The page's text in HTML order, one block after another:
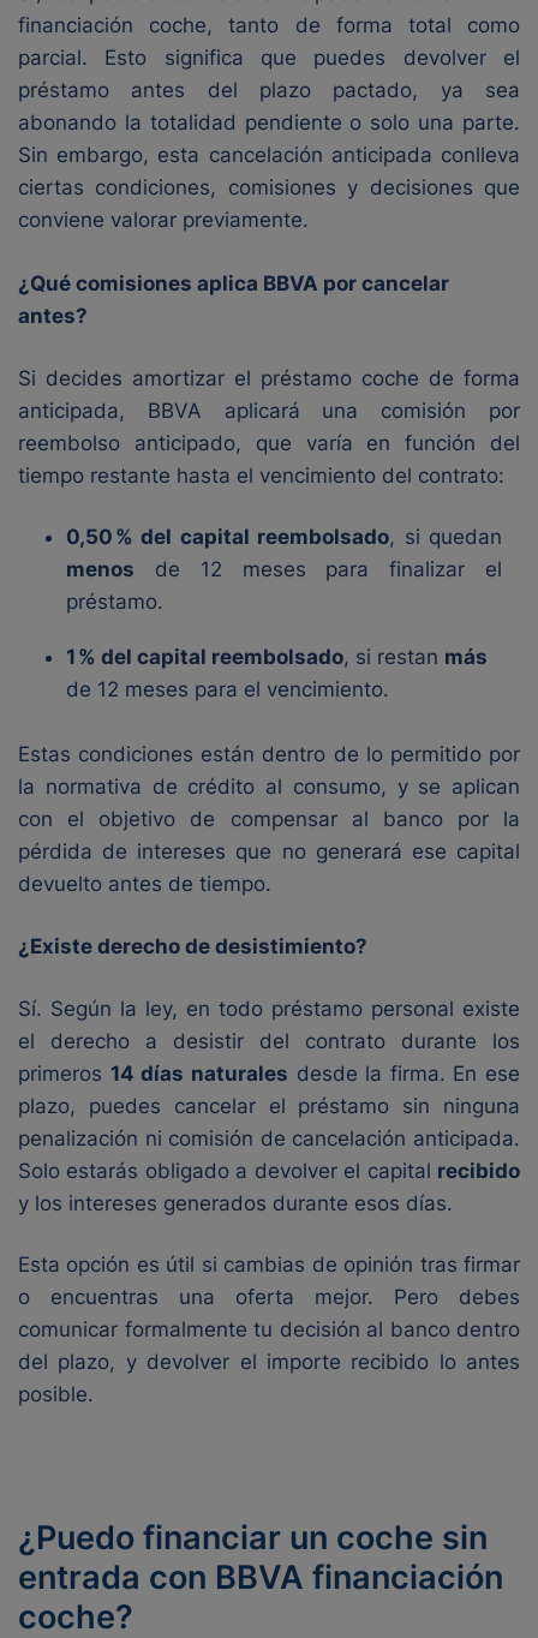
financiación coche, tanto de forma total como
parcial. Esto significa que puedes devolver el
préstamo antes del plazo pactado, ya sea
abonando la totalidad pendiente o solo una parte.
Sin embargo, esta cancelación anticipada conlleva
ciertas condiciones, comisiones y decisiones que
conviene valorar previamente.
¿Qué comisiones aplica BBVA por cancelar
antes?
Si decides amortizar el préstamo coche de forma
anticipada, BBVA aplicará una comisión por
reembolso anticipado, que varía en función del
tiempo restante hasta el vencimiento del contrato:
0,50 % del capital reembolsado, si quedan
menos de 12 meses para finalizar el
préstamo.
1 % del capital reembolsado, si restan más
de 12 meses para el vencimiento.
Estas condiciones están dentro de lo permitido por
la normativa de crédito al consumo, y se aplican
con el objetivo de compensar al banco por la
pérdida de intereses que no generará ese capital
devuelto antes de tiempo.
¿Existe derecho de desistimiento?
Sí. Según la ley, en todo préstamo personal existe
el derecho a desistir del contrato durante los
primeros 14 días naturales desde la firma. En ese
plazo, puedes cancelar el préstamo sin ninguna
penalización ni comisión de cancelación anticipada.
Solo estarás obligado a devolver el capital recibido
y los intereses generados durante esos días.
Esta opción es útil si cambias de opinión tras firmar
o encuentras una oferta mejor. Pero debes
comunicar formalmente tu decisión al banco dentro
del plazo, y devolver el importe recibido lo antes
posible.
¿Puedo financiar un coche sin
entrada con BBVA financiación
coche?